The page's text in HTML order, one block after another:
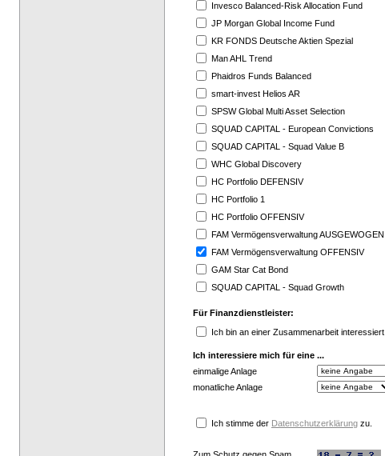
Invesco Balanced-Risk Allocation Fund
JP Morgan Global Income Fund
KR FONDS Deutsche Aktien Spezial
Man AHL Trend
Phaidros Funds Balanced
smart-invest Helios AR
SPSW Global Multi Asset Selection
SQUAD CAPITAL - European Convictions
SQUAD CAPITAL - Squad Value B
WHC Global Discovery
HC Portfolio DEFENSIV
HC Portfolio 1
HC Portfolio OFFENSIV
FAM Vermögensverwaltung AUSGEWOGEN
FAM Vermögensverwaltung OFFENSIV
GAM Star Cat Bond
SQUAD CAPITAL - Squad Growth
Für Finanzdienstleister:
Ich bin an einer Zusammenarbeit interessiert.
Ich interessiere mich für eine ...
einmalige Anlage
monatliche Anlage
Ich stimme der Datenschutzerklärung zu.